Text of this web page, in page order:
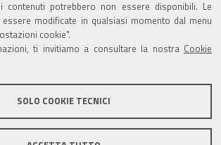
contenuti potrebbero non essere disponibili. Le
modificate in qualsiasi momento dal menu
cookie".
ti invitiamo a consultare la nostra Cookie
SOLO COOKIE TECNICI
Amministratori